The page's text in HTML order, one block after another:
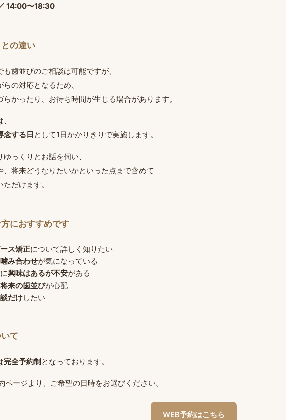
14:00〜18:30
の違い
歯並びのご相談は可能ですが、
の対応となるため、
らかったり、お待ち時間が生じる場合があります。
念する日 として1日かかりきりで実施します。
っくりとお話を伺い、
、将来どうなりたいかといった点まで含めて
だけます。
におすすめです
ス矯正について詳しく知りたい
み合わせが気になっている
興味はあるが不安がある
来の歯並びが心配
だけしたい
て
完全予約制となっております。
ページより、ご希望の日時をお選びください。
WEB予約はこちら